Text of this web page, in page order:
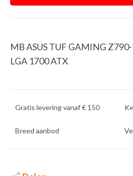
MB ASUS TUF GAMING
LGA 1700 ATX
Gratis levering vanaf € 150
Breed aanbod